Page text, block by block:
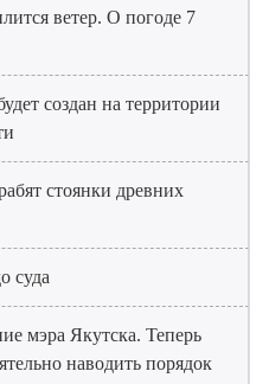
ветер. О погоде 7
создан на территории
стоянки древних
суда
мэра Якутска. Теперь
наводить порядок